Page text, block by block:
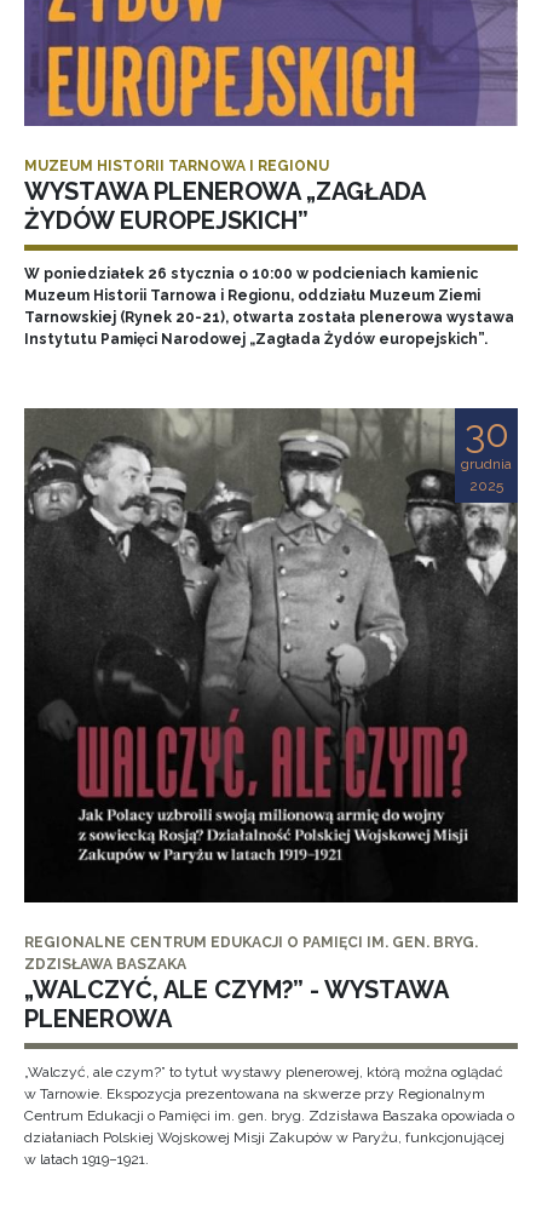
MUZEUM HISTORII TARNOWA I REGIONU
WYSTAWA PLENEROWA „ZAGŁADA
ŻYDÓW EUROPEJSKICH”
W poniedziałek 26 stycznia o 10:00 w podcieniach kamienic
Muzeum Historii Tarnowa i Regionu, oddziału Muzeum Ziemi
Tarnowskiej (Rynek 20-21), otwarta została plenerowa wystawa
Instytutu Pamięci Narodowej „Zagłada Żydów europejskich”.
30
grudnia
2025
REGIONALNE CENTRUM EDUKACJI O PAMIĘCI IM. GEN. BRYG.
ZDZISŁAWA BASZAKA
„WALCZYĆ, ALE CZYM?” - WYSTAWA
PLENEROWA
„Walczyć, ale czym?” to tytuł wystawy plenerowej, którą można oglądać
w Tarnowie. Ekspozycja prezentowana na skwerze przy Regionalnym
Centrum Edukacji o Pamięci im. gen. bryg. Zdzisława Baszaka opowiada o
działaniach Polskiej Wojskowej Misji Zakupów w Paryżu, funkcjonującej
w latach 1919–1921.